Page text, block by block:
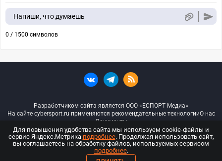
Напиши, что думаешь
0 / 1500 символов
Разработчиком сайта является ООО «ЕСПОРТ Медиа»
На сайте cybersport.ru применяются рекомендательные технологииО нас
Документы
© ООО «Киберспорт.ру» — Все права защищены
18+
Для повышения удобства сайта мы используем cookie-файлы и
сервис Яндекс.Метрика подробнее. Продолжая использовать сайт,
вы соглашаетесь на обработку файлов, используемых сервисом
подробнее.